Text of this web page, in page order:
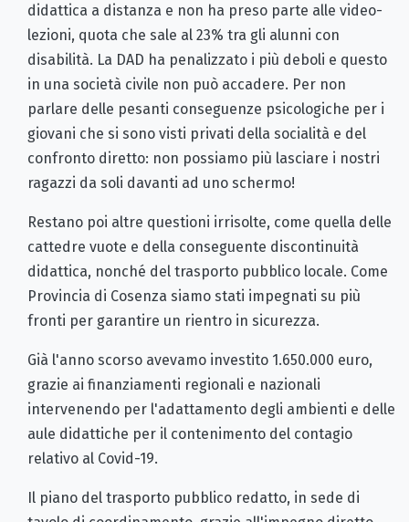
didattica a distanza e non ha preso parte alle video-
lezioni, quota che sale al 23% tra gli alunni con
disabilità. La DAD ha penalizzato i più deboli e questo
in una società civile non può accadere. Per non
parlare delle pesanti conseguenze psicologiche per i
giovani che si sono visti privati della socialità e del
confronto diretto: non possiamo più lasciare i nostri
ragazzi da soli davanti ad uno schermo!
Restano poi altre questioni irrisolte, come quella delle
cattedre vuote e della conseguente discontinuità
didattica, nonché del trasporto pubblico locale. Come
Provincia di Cosenza siamo stati impegnati su più
fronti per garantire un rientro in sicurezza.
Già l'anno scorso avevamo investito 1.650.000 euro,
grazie ai finanziamenti regionali e nazionali
intervenendo per l'adattamento degli ambienti e delle
aule didattiche per il contenimento del contagio
relativo al Covid-19.
Il piano del trasporto pubblico redatto, in sede di